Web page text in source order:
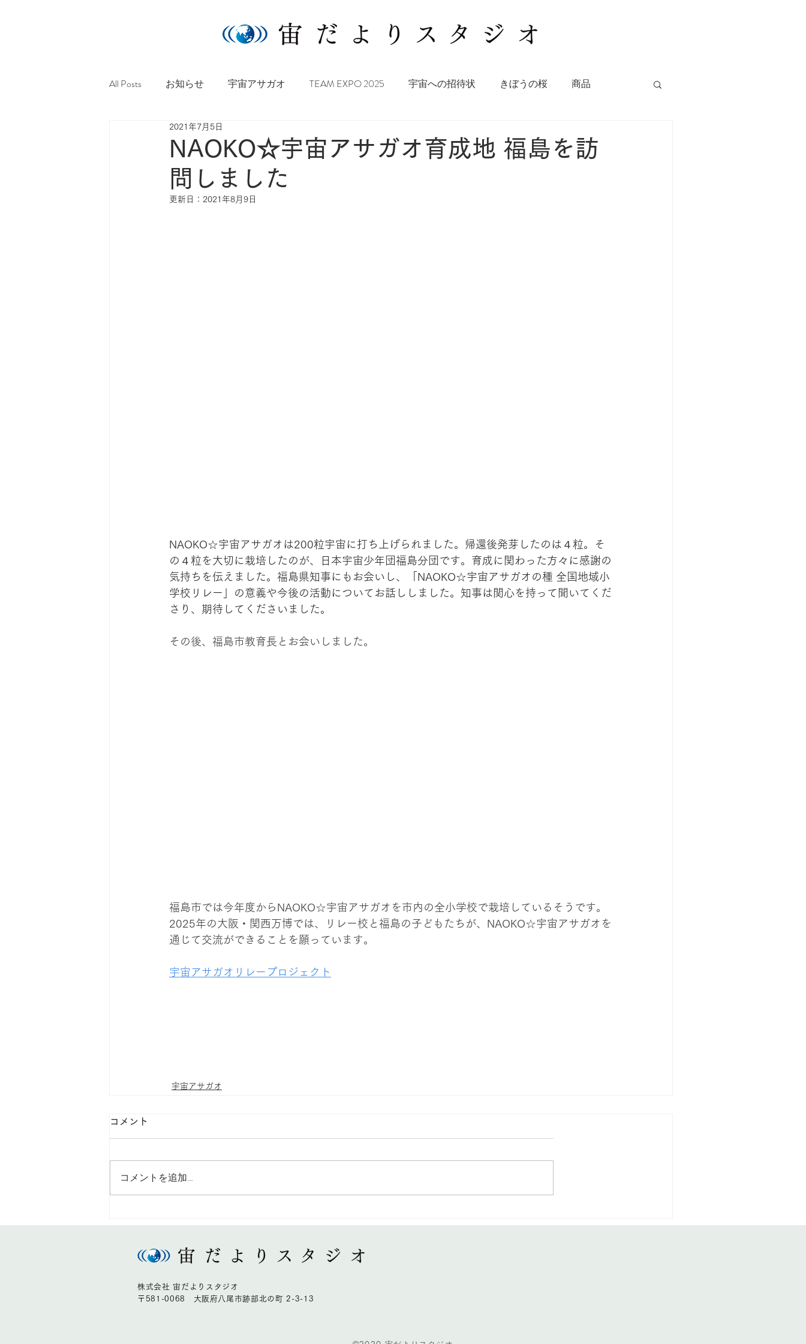
All Posts お知らせ 宇宙アサガオ TEAM EXPO 2025 宇宙への招待状 きぼうの桜 商品
宇宙金箔 宇宙ひまわり
NAOKO☆宇宙アサガオ育成地 福島を訪
問しました
2021年7月5日
更新日： 2021年8月9日
NAOKO☆宇宙アサガオは200粒宇宙に打ち上げられました。帰還後発芽したのは４粒。そ
の４粒を大切に栽培したのが、日本宇宙少年団福島分団です。育成に関わった方々に感謝の
気持ちを伝えました。福島県知事にもお会いし、「NAOKO☆宇宙アサガオの種 全国地域小
学校リレー」の意義や今後の活動についてお話ししました。知事は関心を持って聞いてくだ
さり、期待してくださいました。
その後、福島市教育長とお会いしました。
福島市では今年度からNAOKO☆宇宙アサガオを市内の全小学校で栽培しているそうです。
2025年の大阪・関西万博では、リレー校と福島の子どもたちが、NAOKO☆宇宙アサガオを
通じて交流ができることを願っています。
宇宙アサガオリレープロジェクト
宇宙アサガオ
コメント
コメントを追加…
株式会社 宙だよりスタジオ
〒581-0068 大阪府八尾市跡部北の町 2-3-13